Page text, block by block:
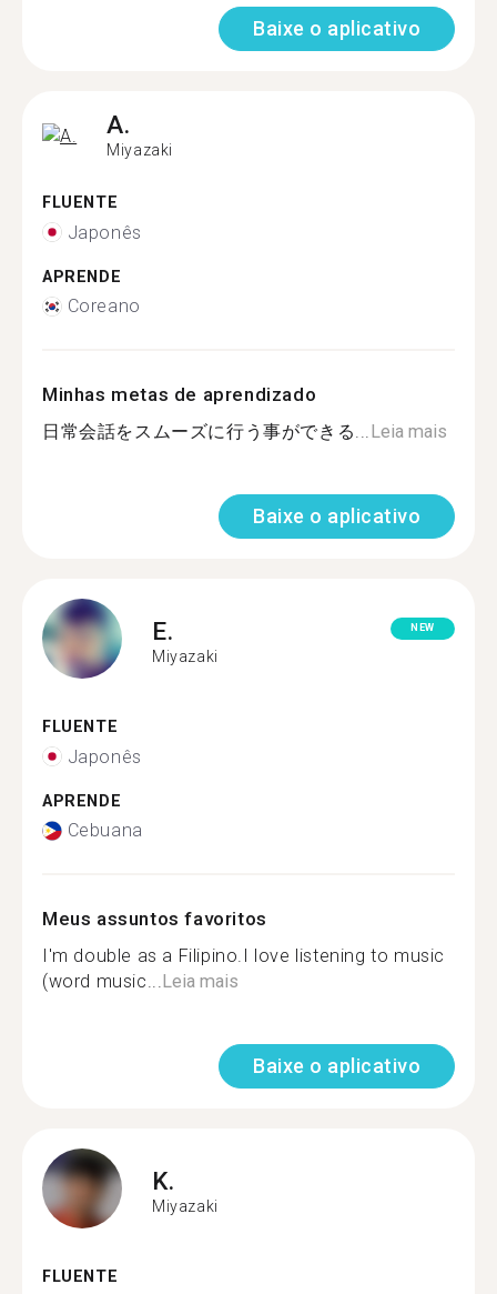
Baixe o aplicativo
A.
Miyazaki
FLUENTE
Japonês
APRENDE
Coreano
Minhas metas de aprendizado
日常会話をスムーズに行う事ができる...Leia mais
Baixe o aplicativo
E.
Miyazaki
NEW
FLUENTE
Japonês
APRENDE
Cebuana
Meus assuntos favoritos
I'm double as a Filipino.I love listening to music
(word music...Leia mais
Baixe o aplicativo
K.
Miyazaki
FLUENTE